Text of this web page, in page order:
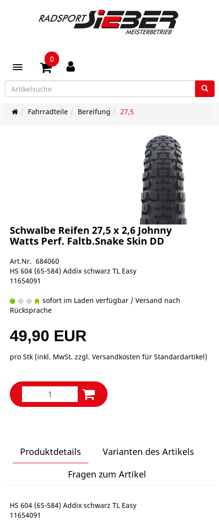
Toggle navigation
0
Fahrradteile Bereifung 27,5
Schwalbe Reifen 27,5 x 2,6 Johnny
Watts Perf. Faltb.Snake Skin DD
Art.Nr. 684060
HS 604 (65-584) Addix schwarz TL Easy
11654091
sofort im Laden verfügbar / Versand nach
Rücksprache
49,90 EUR
pro Stk (inkl. MwSt. zzgl. Versandkosten für Standardartikel)
Produktdetails
Varianten des Artikels
Fragen zum Artikel
HS 604 (65-584) Addix schwarz TL Easy
11654091